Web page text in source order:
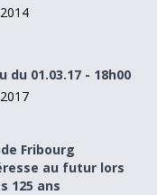
du 01.03.17 - 18h00
au futur lors
Fribourg
au futur lors
125 ans